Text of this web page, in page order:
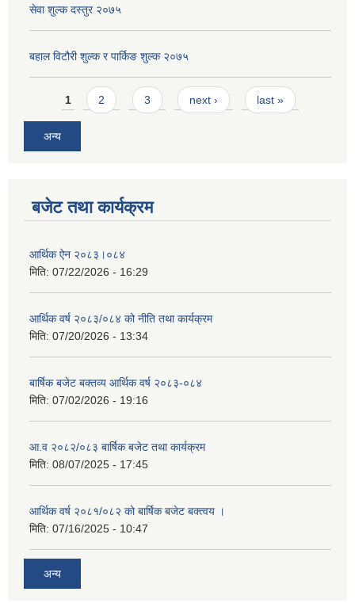
सेवा शुल्क दस्तुर २०७५
बहाल विटौरी शुल्क र पार्किङ शुल्क २०७५
Pages
1 2 3 next › last »
अन्य
बजेट तथा कार्यक्रम
आर्थिक ऐन २०८३।०८४
मिति: 07/22/2026 - 16:29
आर्थिक वर्ष २०८३/०८४ को नीति तथा कार्यक्रम
मिति: 07/20/2026 - 13:34
बार्षिक बजेट बक्तव्य आर्थिक वर्ष २०८३-०८४
मिति: 07/02/2026 - 19:16
आ.व २०८२/०८३ बार्षिक बजेट तथा कार्यक्रम
मिति: 08/07/2025 - 17:45
आर्थिक वर्ष २०८१/०८२ को बार्षिक बजेट बक्त्वय ।
मिति: 07/16/2025 - 10:47
अन्य